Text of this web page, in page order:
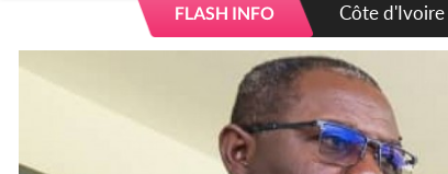
FLASH INFO Côte d'Ivoire